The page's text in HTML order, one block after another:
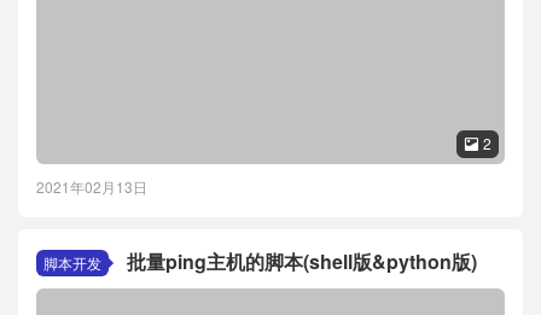
 2
2021年02月13日
脚本开发 批量ping主机的脚本(shell版&python版)